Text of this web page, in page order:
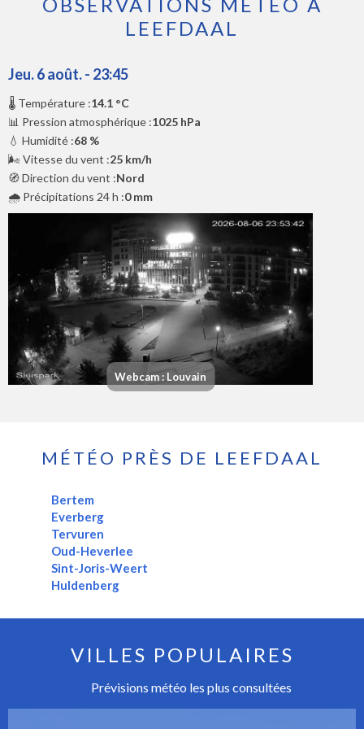
LEEFDAAL
Jeu. 6 août. - 23:45
🌡️ Température :14.1 °C
📊 Pression atmosphérique :1025 hPa
💧 Humidité :68 %
🌬️ Vitesse du vent :25 km/h
🧭 Direction du vent :Nord
🌧️ Précipitations 24 h :0 mm
Webcam : Louvain
MÉTÉO PRÈS DE LEEFDAAL
Bertem
Everberg
Tervuren
Oud-Heverlee
Sint-Joris-Weert
Huldenberg
VILLES POPULAIRES
Prévisions météo les plus consultées